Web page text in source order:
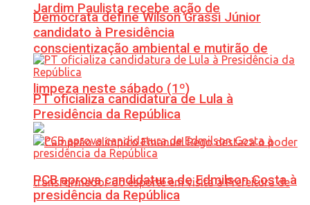
Jardim Paulista recebe ação de
conscientização ambiental e mutirão de
limpeza neste sábado (1º)
Democrata define Wilson Grassi Júnior
candidato à Presidência
PT oficializa candidatura de Lula à
Presidência da República
PCB aprova candidatura de Edmilson Costa à
presidência da República